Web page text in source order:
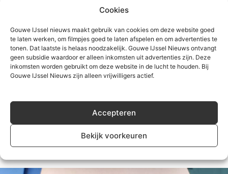
Cookies
Gouwe IJssel nieuws maakt gebruik van cookies om deze website goed
te laten werken, om filmpjes goed te laten afspelen en om advertenties te
tonen. Dat laatste is helaas noodzakelijk. Gouwe IJssel Nieuws ontvangt
geen subsidie waardoor er alleen inkomsten uit advertenties zijn. Deze
inkomsten worden gebruikt om deze website in de lucht te houden. Bij
Gouwe IJssel Nieuws zijn alleen vrijwilligers actief.
Accepteren
Bekijk voorkeuren
Algemeen
Stiching Zo! trakteert
mantelzorgers uit Zuidplas op
pannenkoek
een naaste met dementie